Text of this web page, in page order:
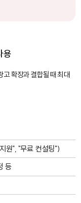
용
고 확장과 결합될 때 최대
원", "무료 컨설팅")
등